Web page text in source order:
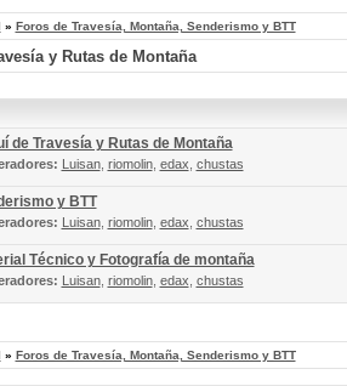
» Foros de Travesía, Montaña, Senderismo y BTT
y Rutas de Montaña
de Travesía y Rutas de Montaña
Luisan, riomolin, edax chustas
y BTT
Luisan, riomolin, edax chustas
Técnico y Fotografía de montaña
Luisan, riomolin, edax chustas
» Foros de Travesía, Montaña, Senderismo y BTT